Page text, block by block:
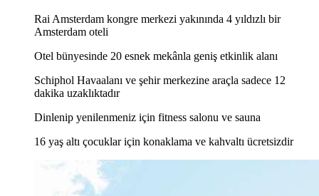
Rai Amsterdam kongre merkezi yakınında 4 yıldızlı bir
Amsterdam oteli
Otel bünyesinde 20 esnek mekânla geniş etkinlik alanı
Schiphol Havaalanı ve şehir merkezine araçla sadece 12
dakika uzaklıktadır
Dinlenip yenilenmeniz için fitness salonu ve sauna
16 yaş altı çocuklar için konaklama ve kahvaltı ücretsizdir